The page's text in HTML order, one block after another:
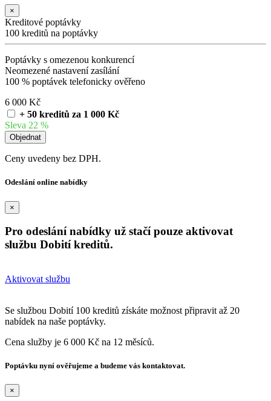
×
Kreditové poptávky
100 kreditů na poptávky
Poptávky s omezenou konkurencí
Neomezené nastavení zasílání
100 % poptávek telefonicky ověřeno
6 000 Kč
+ 50 kreditů za 1 000 Kč
Sleva 22 %
Ceny uvedeny bez DPH.
Odeslání online nabídky
×
Pro odeslání nabídky už stačí pouze aktivovat
službu Dobití kreditů.
Aktivovat službu
Se službou Dobití 100 kreditů získáte možnost připravit až 20
nabídek na naše poptávky.
Cena služby je 6 000 Kč na 12 měsíců.
Poptávku nyní ověřujeme a budeme vás kontaktovat.
×